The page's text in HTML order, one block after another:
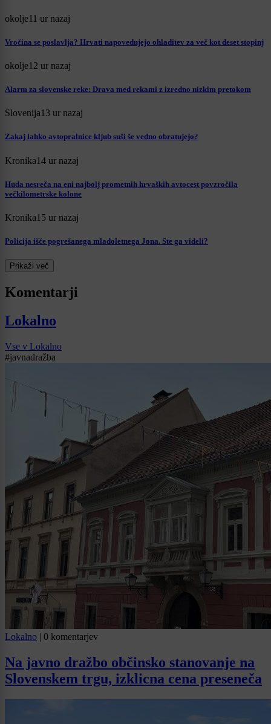
okolje11 ur nazaj
Vročina se poslavlja? Hrvati napovedujejo ohladitev za več kot deset stopinj
okolje12 ur nazaj
Alarm za slovenske reke: Drava med rekami z izredno nizkim pretokom
Slovenija13 ur nazaj
Zakaj lahko avtopralnice kljub suši še vedno obratujejo?
Kronika14 ur nazaj
Huda nesreča na eni najbolj prometnih hrvaških avtocest povzročila
večkilometrske kolone
Kronika15 ur nazaj
Policija išče pogrešanega mladoletnega Jona. Ste ga videli?
Prikaži več
Komentarji
Lokalno
Vse v Lokalno
#javnadražba
Lokalno | 0 komentarjev
Na javno dražbo občinsko stanovanje na
Slovenskem trgu, izklicna cena preseneča